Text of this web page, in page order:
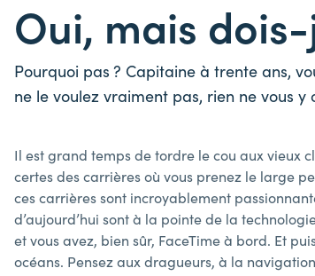
Oui, mais
Pourquoi pas ? Capitaine à trente ans,
ne le voulez vraiment pas, rien ne vous y
Il est grand temps de tordre le cou aux vieux
certes des carrières où vous prenez le large
ces carrières sont incroyablement
d’aujourd’hui sont à la pointe de la
et vous avez, bien sûr, FaceTime à bord. Et
océans. Pensez aux dragueurs, à la